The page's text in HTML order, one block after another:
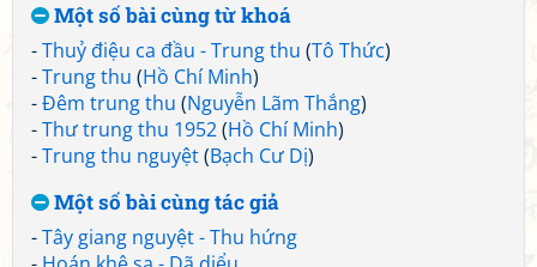
Một số bài cùng từ khoá
-Thuỷ điệu ca đầu - Trung thu (Tô Thức)
-Trung thu (Hồ Chí Minh)
-Đêm trung thu (Nguyễn Lãm Thắng)
-Thư trung thu 1952(Hồ Chí Minh)
-Trung thu nguyệt(Bạch Cư Dị)
Một số bài cùng tác giả
-Tây giang nguyệt - Thu hứng